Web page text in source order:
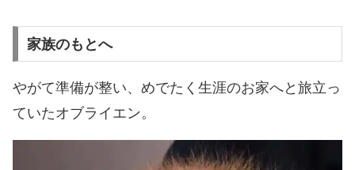
家族のもとへ
やがて準備が整い、めでたく生涯のお家へと旅立っ
ていたオブライエン。